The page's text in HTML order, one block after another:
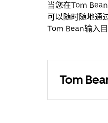
当您在Tom
可以随时随地通
Tom Bean输入目
Tom